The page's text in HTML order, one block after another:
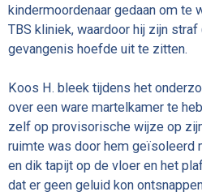
kindermoordenaar gedaan om te
TBS kliniek, waardoor hij zijn
gevangenis hoefde uit te zitten.
Koos H. bleek tijdens het
over een ware martelkamer te
zelf op provisorische wijze op
ruimte was door hem geïsoleerd
en dik tapijt op de vloer en het
dat er geen geluid kon